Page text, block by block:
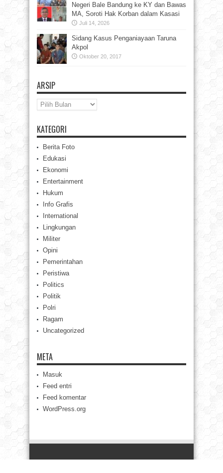
Negeri Bale Bandung ke KY dan Bawas
MA, Soroti Hak Korban dalam Kasasi
Juli 14, 2026
Sidang Kasus Penganiayaan Taruna
Akpol
Oktober 20, 2017
ARSIP
Arsip
KATEGORI
Berita Foto
Edukasi
Ekonomi
Entertainment
Hukum
Info Grafis
International
Lingkungan
Militer
Opini
Pemerintahan
Peristiwa
Politics
Politik
Polri
Ragam
Uncategorized
META
Masuk
Feed entri
Feed komentar
WordPress.org